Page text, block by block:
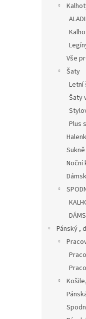
Vše
Šaty
Letní
Šaty
Plus
Sukně
Noční
Pánský ,